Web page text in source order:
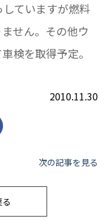
ていますが燃料
せん。その他ウ
検を取得予定。
2010.11.30
次の記事を見る